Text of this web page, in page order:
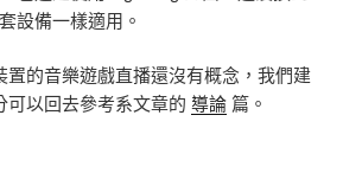
設備一樣適用。
置的音樂遊戲直播還沒有概念，我們建
可以回去參考系文章的 導論 篇。